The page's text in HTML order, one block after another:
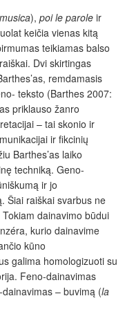
), poi le parole ir
keičia vienas kitą
teikiamas balso
Dvi skirtingas
remdamasis
teksto (Barthes 2007:
priklauso žanro
– tai skonio ir
ir fikcinių
Barthes’as laiko
techniką. Geno-
ir jo
Šiai raiškai svarbus ne
dainavimo būdui
kurio dainavime
kūno
galima homologizuoti su
Feno-dainavimas
– buvimą (la